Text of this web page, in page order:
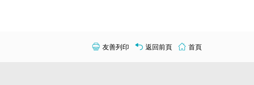
友善列印 返回前頁 首頁